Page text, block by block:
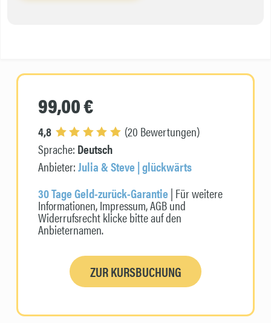
99,00 €
4,8
(20 Bewertungen)
Sprache: Deutsch
Anbieter:Julia & Steve | glückwärts
30 Tage Geld-zurück-Garantie| Für weitere
Informationen, Impressum, AGB und
Widerrufsrecht klicke bitte auf den
Anbieternamen.
ZUR KURSBUCHUNG